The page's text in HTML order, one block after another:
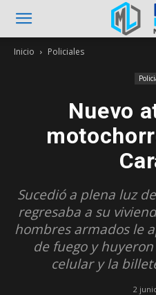
Inicio Policiales
Nuevo
Sucedió a plena luz
regresaba a su
hombres armados le
de fuego y
celular y la
2